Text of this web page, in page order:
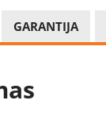
GARANTIJA